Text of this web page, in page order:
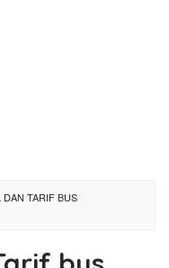
DAN TARIF BUS